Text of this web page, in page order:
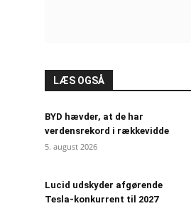
LÆS OGSÅ
BYD hævder, at de har
verdensrekord i rækkevidde
5. august 2026
Lucid udskyder afgørende
Tesla-konkurrent til 2027